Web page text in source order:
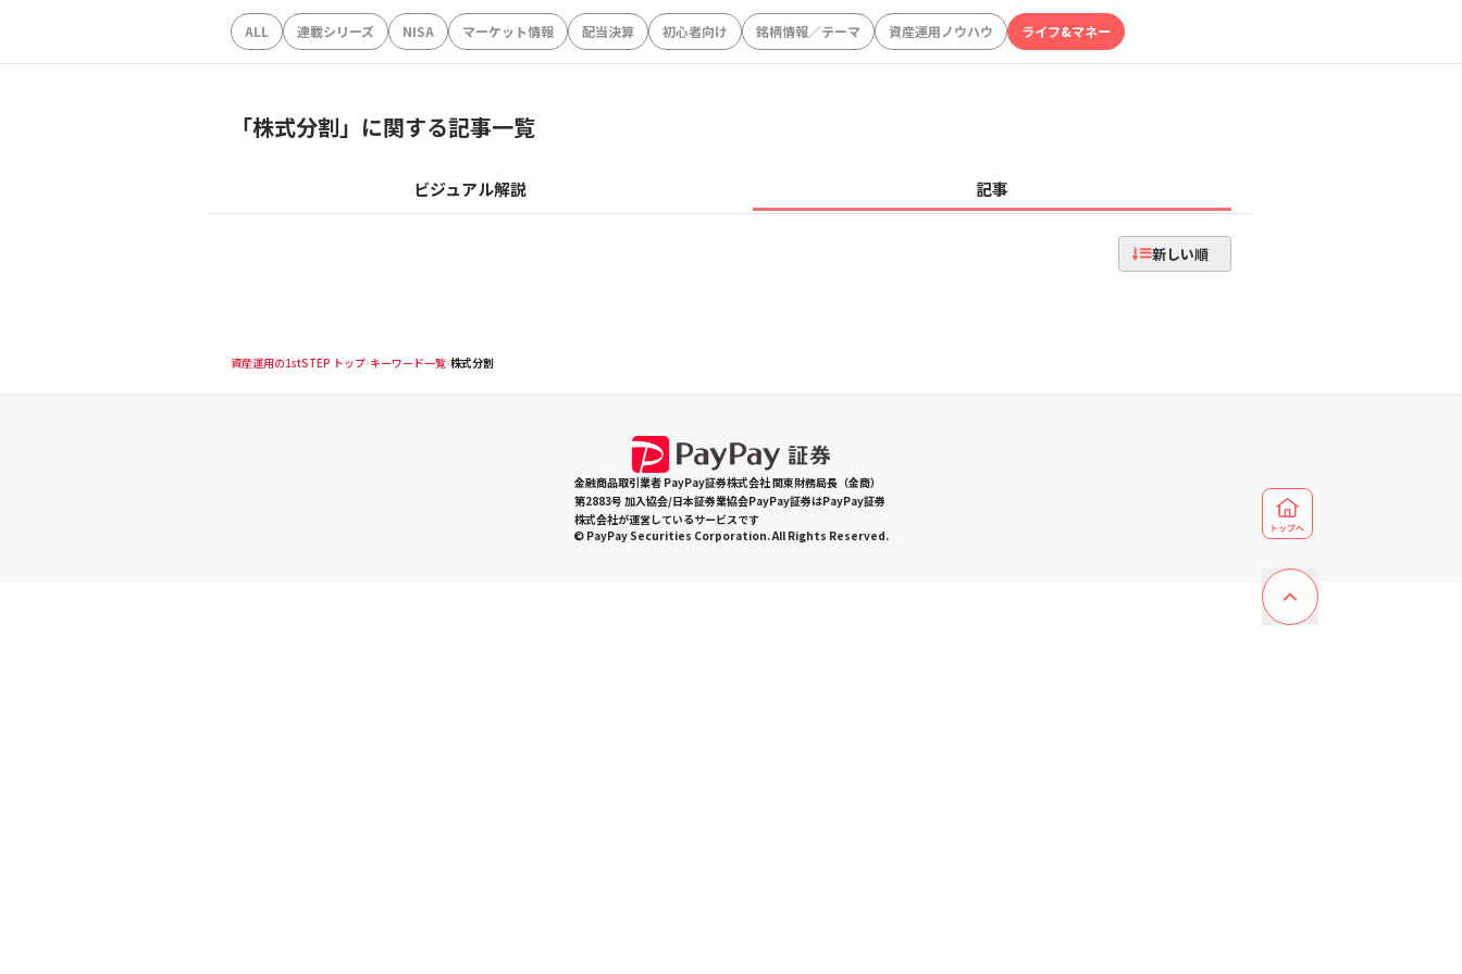
ALL 連載シリーズ NISA マーケット情報 配当決算 初心者向け 銘柄情報／テーマ 資産運用ノウハウ ライフ&マネー
「株式分割」に関する記事一覧
ビジュアル解説 記事
新しい順
資産運用の1stSTEP トップ キーワード一覧 株式分割
金融商品取引業者 PayPay証券株式会社 関東財務局長（金商）
第2883号 加入協会/日本証券業協会PayPay証券はPayPay証券
株式会社が運営しているサービスです
© PayPay Securities Corporation. All Rights Reserved.